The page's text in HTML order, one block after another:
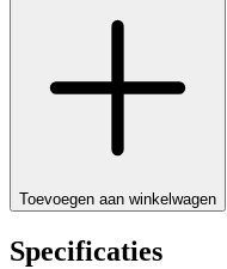
Toevoegen aan winkelwagen
Specificaties